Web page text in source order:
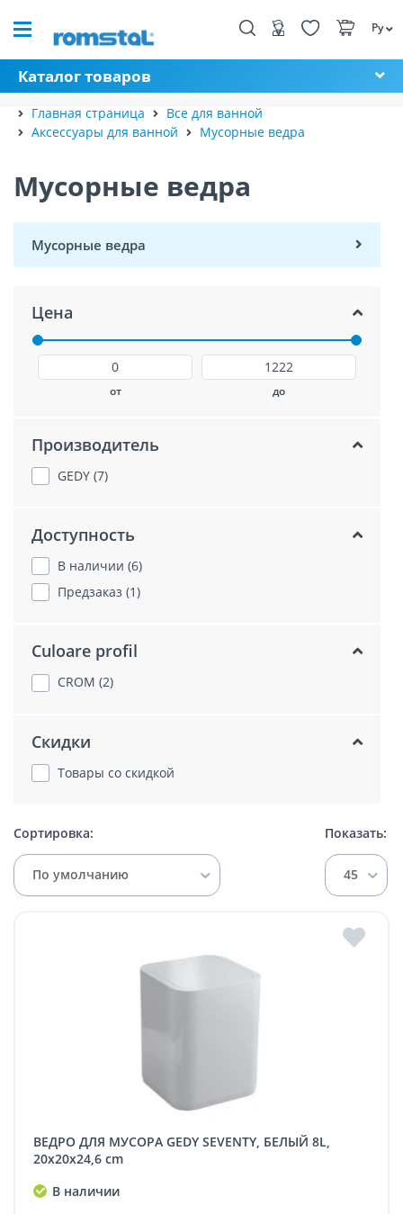
Ру
Каталог товаров
Главная страница
Все для ванной
Аксессуары для ванной
Мусорные ведра
Мусорные ведра
Мусорные ведра
Цена
от до
Производитель
GEDY (7)
Доступность
В наличии (6)
Предзаказ (1)
Culoare profil
CROM (2)
Скидки
Товары со скидкой
Сортировка:
По умолчанию
Показать:
45
ВЕДРО ДЛЯ МУСОРА GEDY SEVENTY, БЕЛЫЙ 8L,
20x20x24,6 cm
В наличии